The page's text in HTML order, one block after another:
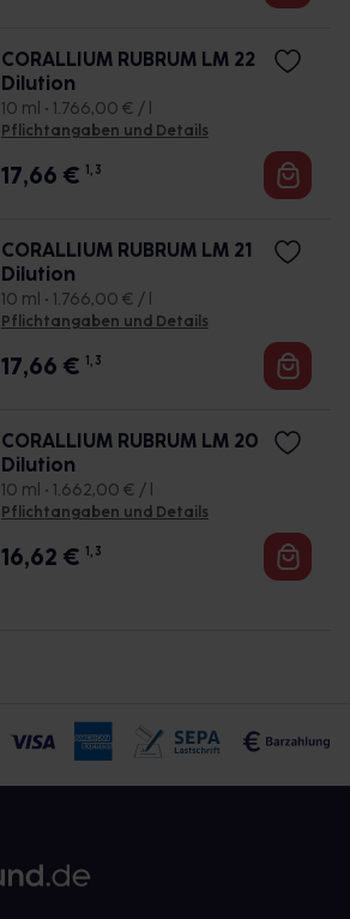
CORALLIUM RUBRUM LM 22
Dilution
10 ml • 1.766,00 € / l
Pflichtangaben und Details
17,66 € 1, 3
CORALLIUM RUBRUM LM 21
Dilution
10 ml • 1.766,00 € / l
Pflichtangaben und Details
17,66 € 1, 3
CORALLIUM RUBRUM LM 20
Dilution
10 ml • 1.662,00 € / l
Pflichtangaben und Details
16,62 € 1, 3